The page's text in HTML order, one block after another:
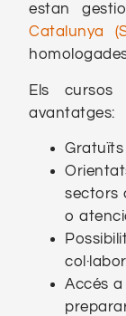
estan
Catalunya
Els
avantatges:
sectors
o
Accés